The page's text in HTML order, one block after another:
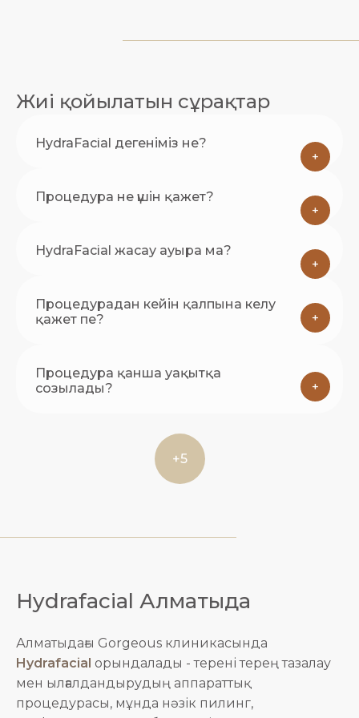
Жиі қойылатын сұрақтар
HydraFacial дегеніміз не?
+
Процедура не үшін қажет?
+
HydraFacial жасау ауыра ма?
+
Процедурадан кейін қалпына келу
қажет пе?
+
Процедура қанша уақытқа
созылады?
+
+5
Hydrafacial Алматыда
Алматыдағы Gorgeous клиникасында
Hydrafacial орындалады - терені терең тазалау
мен ылғалдандырудың аппараттық
процедурасы, мұнда нәзік пилинг,